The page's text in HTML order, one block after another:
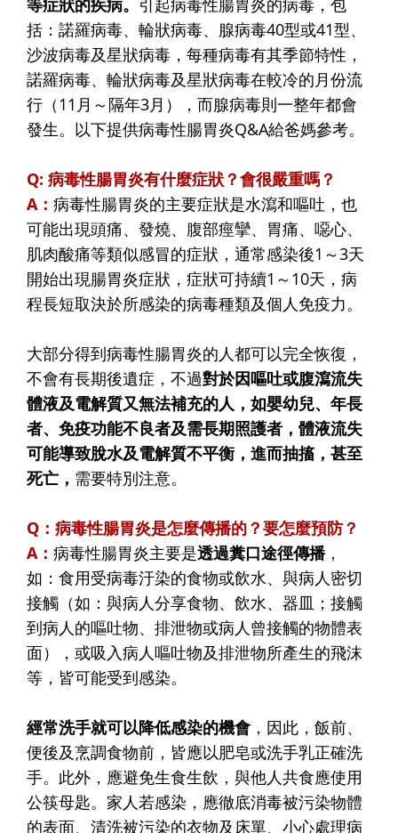
括：諾羅病毒、輪狀病毒、腺病毒40型或41型、
沙波病毒及星狀病毒，每種病毒有其季節特性，
諾羅病毒、輪狀病毒及星狀病毒在較冷的月份流
行（11月～隔年3月），而腺病毒則一整年都會
發生。以下提供病毒性腸胃炎Q&A給爸媽參考。
Q: 病毒性腸胃炎有什麼症狀？會很嚴重嗎？
A： 病毒性腸胃炎的主要症狀是水瀉和嘔吐，也
可能出現頭痛、發燒、腹部痙攣、胃痛、噁心、
肌肉酸痛等類似感冒的症狀，通常感染後1～3天
開始出現腸胃炎症狀，症狀可持續1～10天，病
程長短取決於所感染的病毒種類及個人免疫力。
大部分得到病毒性腸胃炎的人都可以完全恢復，
不會有長期後遺症，不過對於因嘔吐或腹瀉流失
體液及電解質又無法補充的人，如嬰幼兒、年長
者、免疫功能不良者及需長期照護者，體液流失
可能導致脫水及電解質不平衡，進而抽搐，甚至
死亡， 需要特別注意。
Q：病毒性腸胃炎是怎麼傳播的？要怎麼預防？
A： 病毒性腸胃炎主要是透過糞口途徑傳播 ，
如：食用受病毒汙染的食物或飲水、與病人密切
接觸（如：與病人分享食物、飲水、器皿；接觸
到病人的嘔吐物、排泄物或病人曾接觸的物體表
面），或吸入病人嘔吐物及排泄物所產生的飛沫
等，皆可能受到感染。
經常洗手就可以降低感染的機會，因此，飯前、
便後及烹調食物前，皆應以肥皂或洗手乳正確洗
手。此外，應避免生食生飲，與他人共食應使用
公筷母匙。家人若感染，應徹底消毒被污染物體
的表面、清洗被污染的衣物及床單、小心處理病